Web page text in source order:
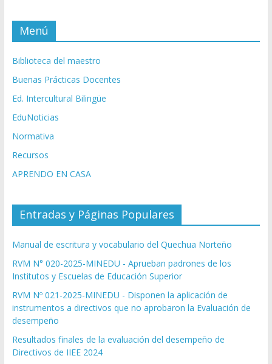
Menú
Biblioteca del maestro
Buenas Prácticas Docentes
Ed. Intercultural Bilingüe
EduNoticias
Normativa
Recursos
APRENDO EN CASA
Entradas y Páginas Populares
Manual de escritura y vocabulario del Quechua Norteño
RVM N° 020-2025-MINEDU - Aprueban padrones de los
Institutos y Escuelas de Educación Superior
RVM Nº 021-2025-MINEDU - Disponen la aplicación de
instrumentos a directivos que no aprobaron la Evaluación de
desempeño
Resultados finales de la evaluación del desempeño de
Directivos de IIEE 2024